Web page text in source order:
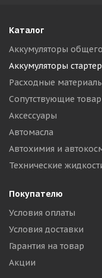
Каталог
Аккумуляторы
Аккумуляторы
Расходные
Сопутствующие
Аксессуары
Автомасла
Автохимия и
Технические
Покупателю
Условия оплаты
Условия доставки
Гарантия на товар
Акции